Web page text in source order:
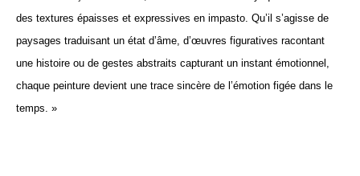
des textures épaisses et expressives en impasto. Qu’il s’agisse de
paysages traduisant un état d’âme, d’œuvres figuratives racontant
une histoire ou de gestes abstraits capturant un instant émotionnel,
chaque peinture devient une trace sincère de l’émotion figée dans le
temps. »